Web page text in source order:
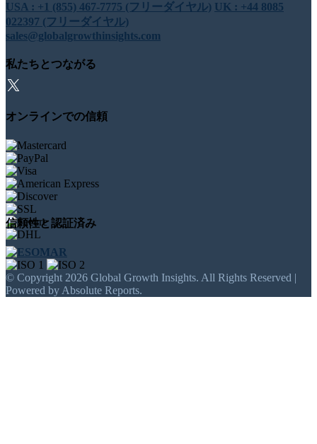
USA : +1 (855) 467-7775 (フリーダイヤル) UK : +44 8085
022397 (フリーダイヤル)
sales@globalgrowthinsights.com
私たちとつながる
オンラインでの信頼
信頼性と認証済み
© Copyright 2026 Global Growth Insights. All Rights Reserved |
Powered by Absolute Reports.